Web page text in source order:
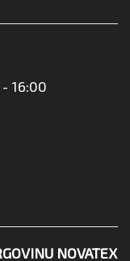
16:00
NOVATEX